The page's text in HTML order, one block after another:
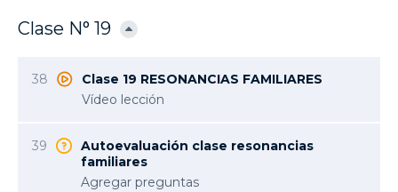
Clase N° 19
38
Clase 19 RESONANCIAS FAMILIARES
Vídeo lección
39
Autoevaluación clase resonancias
familiares
Agregar preguntas